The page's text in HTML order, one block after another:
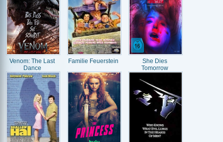
Venom: The Last
Dance
Familie Feuerstein
She Dies
Tomorrow